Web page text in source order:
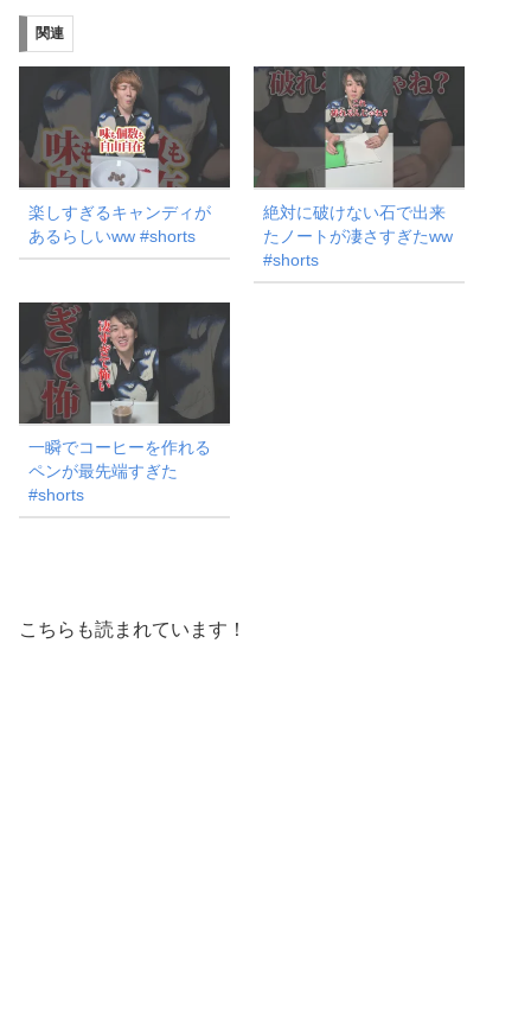
み
中…
関連
楽しすぎるキャンディが
あるらしいww #shorts
絶対に破けない石で出来
たノートが凄さすぎたww
#shorts
一瞬でコーヒーを作れる
ペンが最先端すぎた
#shorts
こちらも読まれています！